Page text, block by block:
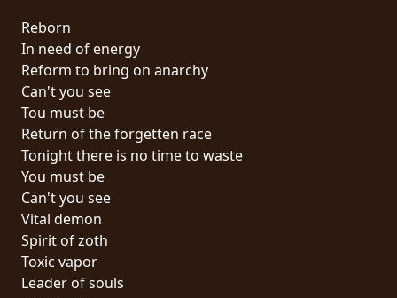
PANIER
MAGASIN
DIFFUSION
PRESSE
PIGGY
CONTACT
CONNEXION
Reborn
In need of energy
Reform to bring on anarchy
Can't you see
Tou must be
Return of the forgetten race
Tonight there is no time to waste
You must be
Can't you see
Vital demon
Spirit of zoth
Toxic vapor
Leader of souls